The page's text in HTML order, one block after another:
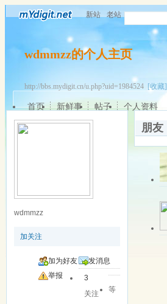
新站 老站
wdmmzz的个人主页
http://bbs.mydigit.cn/u.php?uid=1984524 [收藏]
首页 新鲜事 帖子 个人资料
wdmmzz
加关注
加为好友
发消息
举报
3
关注
等
朋友